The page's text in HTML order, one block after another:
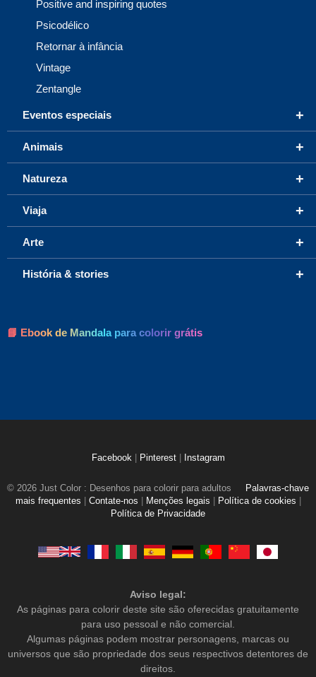
Positive and inspiring quotes
Psicodélico
Retornar à infância
Vintage
Zentangle
+
Eventos especiais
+
Animais
+
Natureza
+
Viaja
+
Arte
+
História & stories
📘 Ebook de Mandala para colorir grátis
Facebook Pinterest Instagram
© 2026 Just Color : Desenhos para colorir para adultos
Palavras-chave
mais frequentes
Contate-nos Menções legais Política de cookies
Política de Privacidade
Aviso legal:
As páginas para colorir deste site são oferecidas gratuitamente
para uso pessoal e não comercial.
Algumas páginas podem mostrar personagens, marcas ou
universos que são propriedade dos seus respectivos detentores de
direitos.